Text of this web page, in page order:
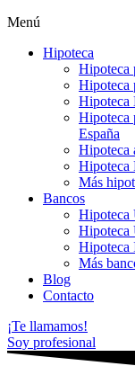
Menú
Hipoteca
Hipoteca
Hipoteca
Hipoteca
Hipoteca
España
Hipoteca
Hipoteca
Más
Bancos
Hipoteca
Hipoteca
Hipoteca
Más
Blog
Contacto
¡Te llamamos!
Soy profesional